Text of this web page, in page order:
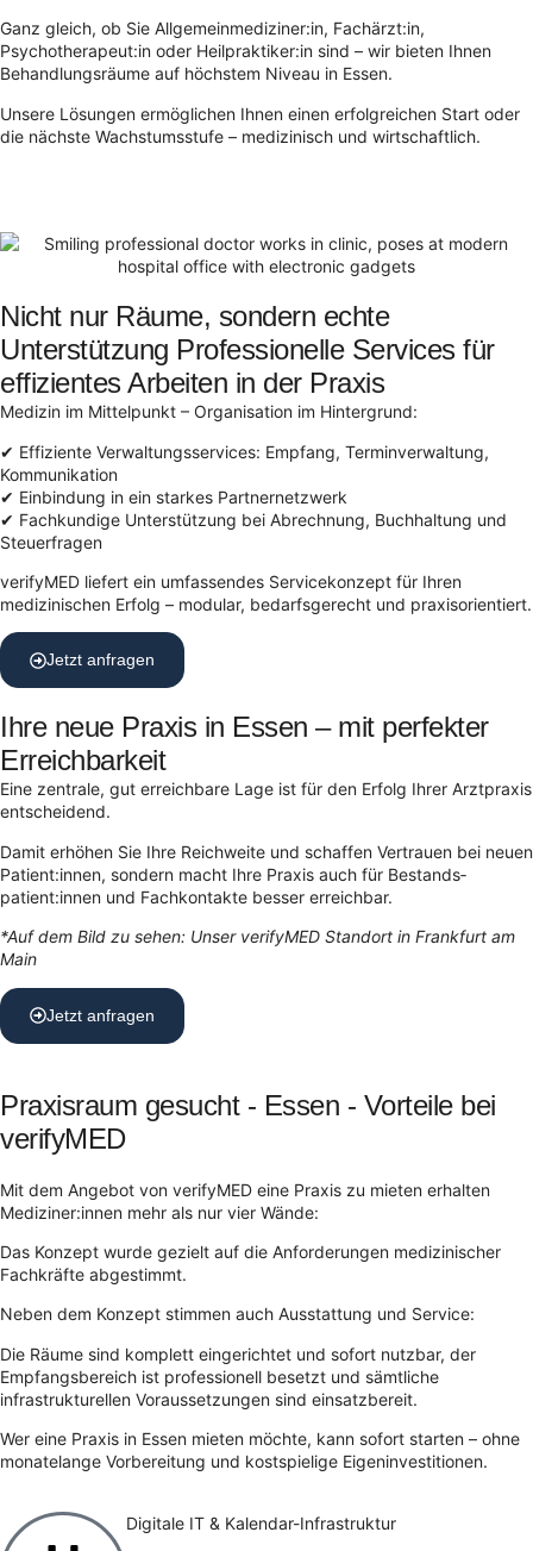
Ganz gleich, ob Sie Allgemeinmediziner:in, Fachärzt:in,
Psychotherapeut:in oder Heilpraktiker:in sind – wir bieten Ihnen
Behandlungsräume auf höchstem Niveau in Essen.
Unsere Lösungen ermöglichen Ihnen einen erfolgreichen Start oder
die nächste Wachstumsstufe – medizinisch und wirtschaftlich.
Nicht nur Räume, sondern echte
Unterstützung Professionelle Services für
effizientes Arbeiten in der Praxis
Medizin im Mittelpunkt – Organisation im Hintergrund:
✔ Effiziente Verwaltungsservices: Empfang, Terminverwaltung,
Kommunikation
✔ Einbindung in ein starkes Partnernetzwerk
✔ Fachkundige Unterstützung bei Abrechnung, Buchhaltung und
Steuerfragen
verifyMED liefert ein umfassendes Servicekonzept für Ihren
medizinischen Erfolg – modular, bedarfsgerecht und praxisorientiert.
Jetzt anfragen
Ihre neue Praxis in Essen – mit perfekter
Erreichbarkeit
Eine zentrale, gut erreichbare Lage ist für den Erfolg Ihrer Arztpraxis
entscheidend.
Damit erhöhen Sie Ihre Reichweite und schaffen Vertrauen bei neuen
Patient:innen, sondern macht Ihre Praxis auch für Bestands­
patient:innen und Fachkontakte besser erreichbar.
*Auf dem Bild zu sehen: Unser verifyMED Standort in Frankfurt am
Main
Jetzt anfragen
Praxisraum gesucht - Essen - Vorteile bei
verifyMED
Mit dem Angebot von verifyMED eine Praxis zu mieten erhalten
Mediziner:innen mehr als nur vier Wände:
Das Konzept wurde gezielt auf die Anforderungen medizinischer
Fachkräfte abgestimmt.
Neben dem Konzept stimmen auch Ausstattung und Service:
Die Räume sind komplett eingerichtet und sofort nutzbar, der
Empfangsbereich ist professionell besetzt und sämtliche
infrastrukturellen Voraussetzungen sind einsatzbereit.
Wer eine Praxis in Essen mieten möchte, kann sofort starten – ohne
monatelange Vorbereitung und kostspielige Eigeninvestitionen.
Digitale IT & Kalendar-Infrastruktur